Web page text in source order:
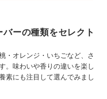
ーの種類をセレクト
・オレンジ・いちごなど、さ
。味わいや香りの違いを楽し
素にも注目して選んでみまし